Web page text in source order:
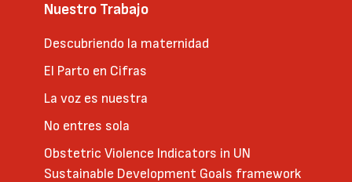
Nuestro Trabajo
Descubriendo la maternidad
El Parto en Cifras
La voz es nuestra
No entres sola
Obstetric Violence Indicators in UN
Sustainable Development Goals framework